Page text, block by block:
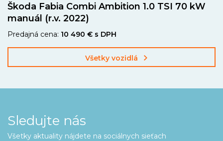
Škoda Fabia Combi Ambition 1.0 TSI 70 kW
manuál (r.v. 2022)
Predajná cena: 10 490 € s DPH
Všetky vozidlá
Sledujte nás
Všetky aktuality nájdete na sociálnych sieťach